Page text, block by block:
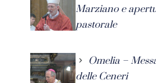
Marziano e
pastorale
Omelia –
delle Ceneri